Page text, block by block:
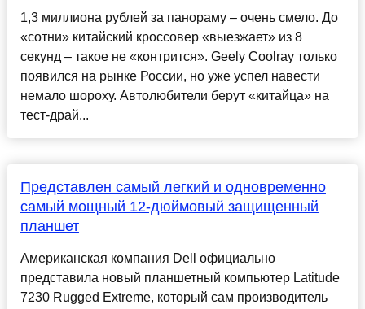
1,3 миллиона рублей за панораму – очень смело. До
«сотни» китайский кроссовер «выезжает» из 8
секунд – такое не «контрится». Geely Coolray только
появился на рынке России, но уже успел навести
немало шороху. Автолюбители берут «китайца» на
тест-драй...
Представлен самый легкий и одновременно
самый мощный 12-дюймовый защищенный
планшет
Американская компания Dell официально
представила новый планшетный компьютер Latitude
7230 Rugged Extreme, который сам производитель